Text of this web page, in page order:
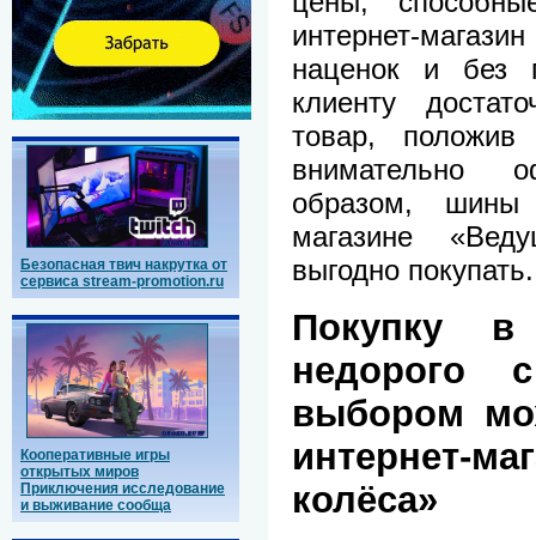
Безопасная твич накрутка от
сервиса stream-promotion.ru
Кооперативные игры
открытых миров
Приключения исследование
и выживание сообща
интернет-
наценок и без
клиенту
товар,
внимательно
образом,
магазине
выгодно покупать.
Покупку
недорого
выбором
интернет-
колёса»